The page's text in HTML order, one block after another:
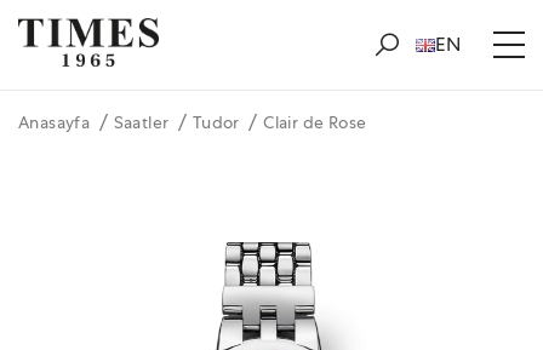
EN
Anasayfa Saatler Tudor Clair de Rose